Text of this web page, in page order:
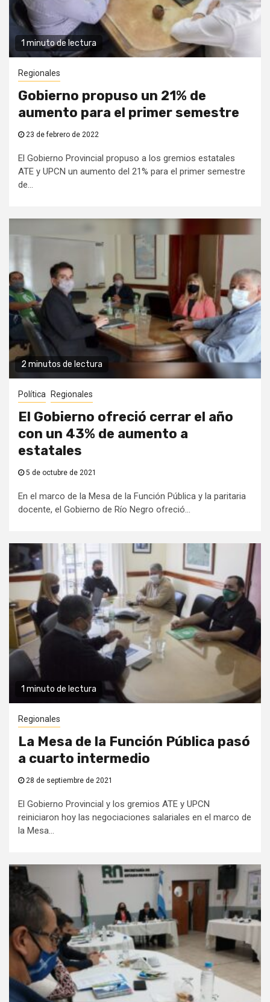
1 minuto de lectura
Regionales
Gobierno propuso un 21% de
aumento para el primer semestre
23 de febrero de 2022
El Gobierno Provincial propuso a los gremios estatales
ATE y UPCN un aumento del 21% para el primer semestre
de...
2 minutos de lectura
Política Regionales
El Gobierno ofreció cerrar el año
con un 43% de aumento a
estatales
5 de octubre de 2021
En el marco de la Mesa de la Función Pública y la paritaria
docente, el Gobierno de Río Negro ofreció...
1 minuto de lectura
Regionales
La Mesa de la Función Pública pasó
a cuarto intermedio
28 de septiembre de 2021
El Gobierno Provincial y los gremios ATE y UPCN
reiniciaron hoy las negociaciones salariales en el marco de
la Mesa...